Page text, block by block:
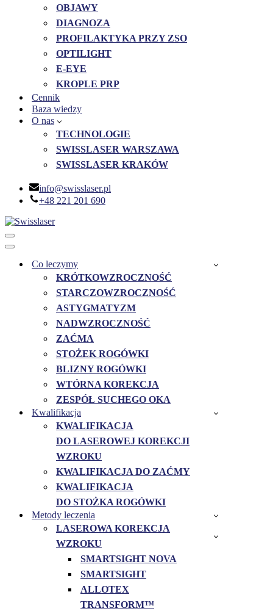
OBJAWY
DIAGNOZA
PROFILAKTYKA PRZY ZSO
OPTILIGHT
E-EYE
KROPLE PRP
Cennik
Baza wiedzy
O nas
TECHNOLOGIE
SWISSLASER WARSZAWA
SWISSLASER KRAKÓW
info@swisslaser.pl
+48 221 201 690
Menu
nawigacji
Menu
nawigacjiCo leczymy
KRÓTKOWZROCZNOŚĆ
STARCZOWZROCZNOŚĆ
ASTYGMATYZM
NADWZROCZNOŚĆ
ZAĆMA
STOŻEK ROGÓWKI
BLIZNY ROGÓWKI
WTÓRNA KOREKCJA
ZESPÓŁ SUCHEGO OKA
Kwalifikacja
KWALIFIKACJA
DO LASEROWEJ KOREKCJI
WZROKU
KWALIFIKACJA DO ZAĆMY
KWALIFIKACJA
DO STOŻKA ROGÓWKI
Metody leczenia
LASEROWA KOREKCJA
WZROKU
SMARTSIGHT NOVA
SMARTSIGHT
ALLOTEX
TRANSFORM™